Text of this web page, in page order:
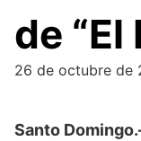
de “El
26 de octubre de
Santo